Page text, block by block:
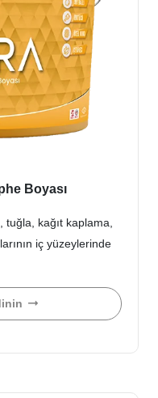
Boyası
kağıt kaplama,
iç yüzeylerinde